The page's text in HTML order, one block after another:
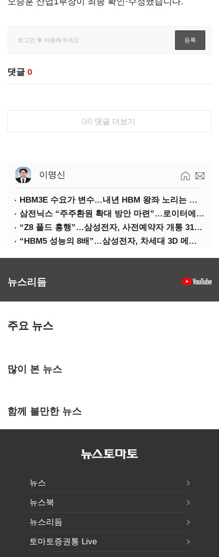
댓글 0
0/0 댓글 더보기
이명신
HBM3E 수요가 변수…내년 HBM 왕좌 노리는 삼성
삼전닉스 “주주환원 확대 방안 마련”…로이터에 성명 보내
“Z8 폴드 흥행”…삼성전자, 사전예약자 개통 31일까지 연장
“HBM5 성능의 8배”…삼성전자, 차세대 3D 메모리 ‘zHBM’ 공개
뉴스리듬
주요 뉴스
많이 본 뉴스
함께 볼만한 뉴스
뉴스
뉴스북
뉴스리듬
토마토증권통 Live